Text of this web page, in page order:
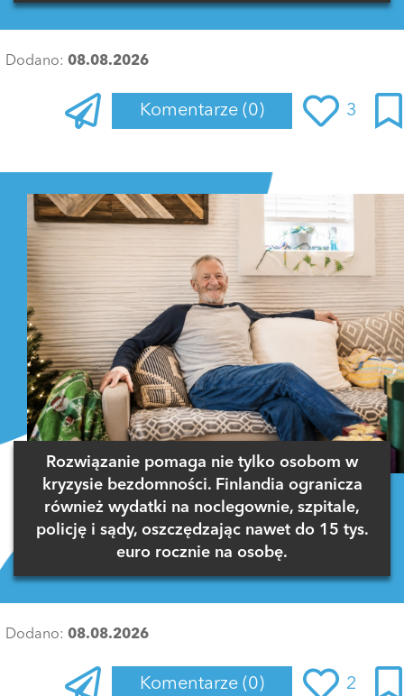
Dodano: 08.08.2026
Komentarze (0) 3
Rozwiązanie pomaga nie tylko osobom w
kryzysie bezdomności. Finlandia ogranicza
również wydatki na noclegownie, szpitale,
policję i sądy, oszczędzając nawet do 15 tys.
euro rocznie na osobę.
Dodano: 08.08.2026
Komentarze (0) 2